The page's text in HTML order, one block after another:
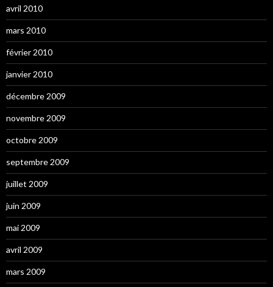
avril 2010
mars 2010
février 2010
janvier 2010
décembre 2009
novembre 2009
octobre 2009
septembre 2009
juillet 2009
juin 2009
mai 2009
avril 2009
mars 2009